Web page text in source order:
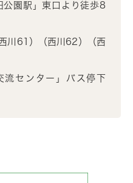
公園駅」東口より徒歩8
川61）（西川62）（西
流センター」バス停下